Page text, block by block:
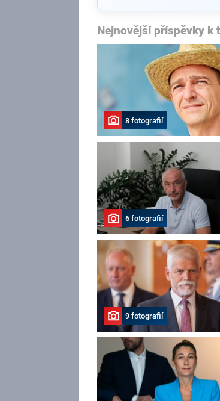
Nejnovější příspěvky k
8 fotografií
6 fotografií
9 fotografií